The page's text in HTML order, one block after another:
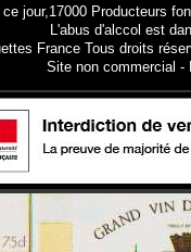
ce jour,17000 Producteurs
L'abus d'alccol est
France Tous droits
Site non commercial